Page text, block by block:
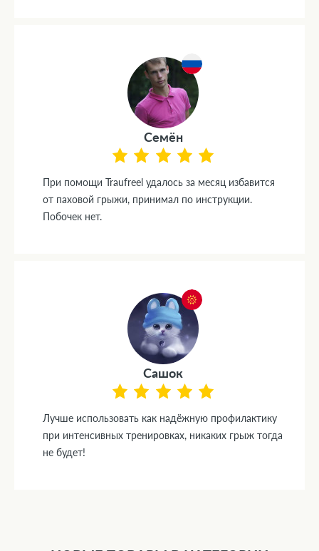
Семён
При помощи Traufreel удалось за месяц избавится
от паховой грыжи, принимал по инструкции.
Побочек нет.
Сашок
Лучше использовать как надёжную профилактику
при интенсивных тренировках, никаких грыж тогда
не будет!